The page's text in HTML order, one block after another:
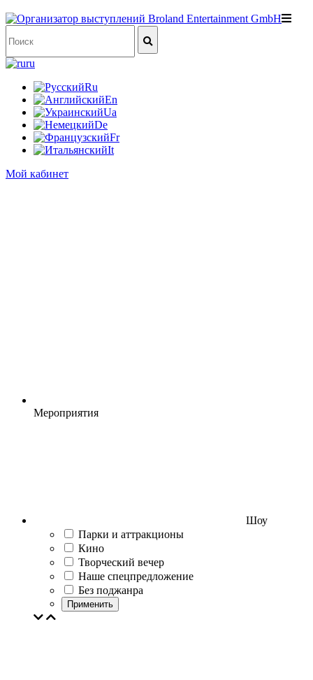
ru
Ru
En
Ua
De
Fr
It
Мой кабинет
Мероприятия
Шоу
Парки и аттракционы
Кино
Творческий вечер
Наше спецпредложение
Без поджанра
Применить